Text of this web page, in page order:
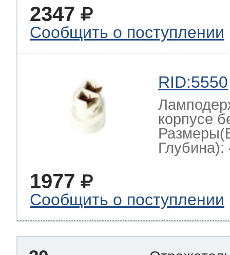
2347
Сообщить о поступлении
RID:5550
корпусе
Глубина):
1977
Сообщить о поступлении